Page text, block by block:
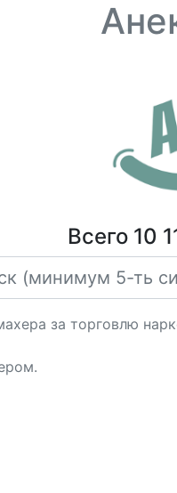
Всего 10
за торговлю